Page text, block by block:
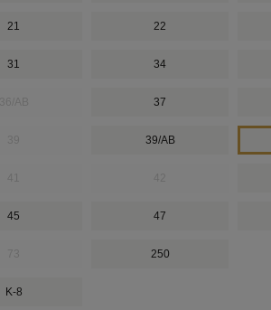
21 22
31 34
37
39/AB
45 47
250
K-8